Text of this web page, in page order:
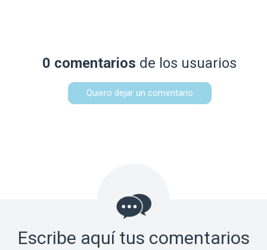
0 comentarios de los usuarios
Quiero dejar un comentario
Escribe aquí tus comentarios